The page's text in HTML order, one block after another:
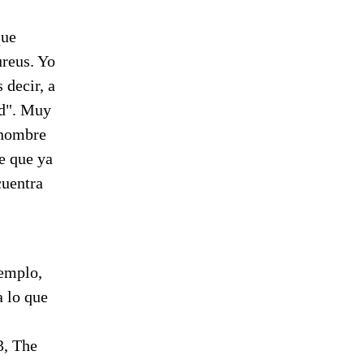
Yo
decir, a
Muy
que ya
lo que
The